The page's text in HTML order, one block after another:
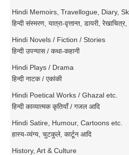
Hindi Memoirs, Travellogue, Diary,
हिन्दी संस्मरण, यात्रा-वृत्तान्त, डायरी, रेखाचित्र,
Hindi Novels / Fiction / Stories
हिन्दी उपन्यास / कथा-कहानी
Hindi Plays / Drama
हिन्दी नाटक / एकांकी
Hindi Poetical Works / Ghazal etc.
हिन्दी काव्यात्मक कृतियाँ / गजल आदि
Hindi Satire, Humour, Cartoons etc.
हास्य-व्यंग्य, चुटकुले, कार्टून आदि
History, Art & Culture